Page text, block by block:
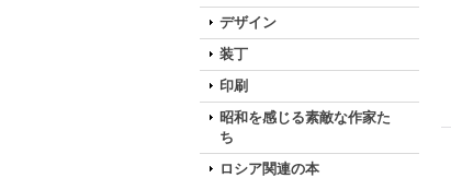
デザイン
装丁
印刷
昭和を感じる素敵な作家た
ち
ロシア関連の本